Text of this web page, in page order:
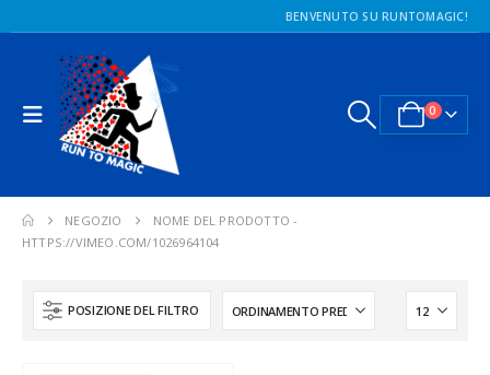
BENVENUTO SU RUNTOMAGIC!
0
NEGOZIO
NOME DEL PRODOTTO -
HTTPS://VIMEO.COM/1026964104
POSIZIONE DEL FILTRO